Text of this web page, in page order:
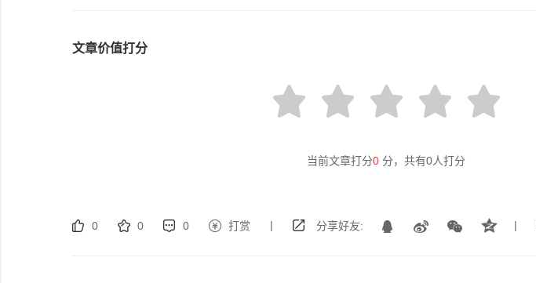
文章价值打分
当前文章打分0 分，共有0人打分
0 0 0 打赏 | 分享好友: |